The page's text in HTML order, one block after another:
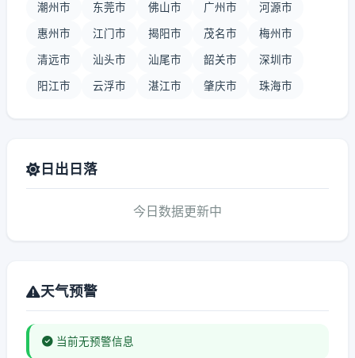
潮州市 东莞市 佛山市 广州市 河源市
惠州市 江门市 揭阳市 茂名市 梅州市
清远市 汕头市 汕尾市 韶关市 深圳市
阳江市 云浮市 湛江市 肇庆市 珠海市
日出日落
今日数据更新中
天气预警
当前无预警信息